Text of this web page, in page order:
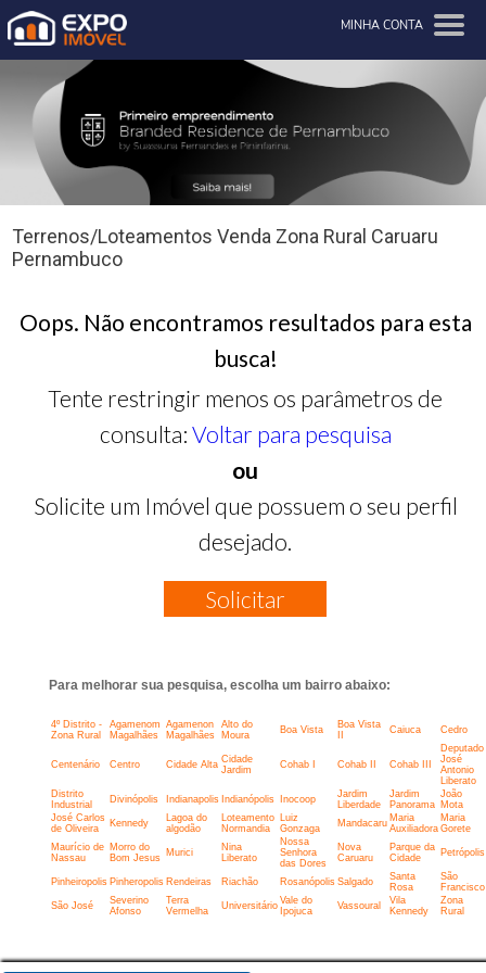
MINHA CONTA
Terrenos/Loteamentos Venda Zona Rural Caruaru
Pernambuco
Oops. Não encontramos resultados para esta
busca!
Tente restringir menos os parâmetros de
consulta: Voltar para pesquisa
ou
Solicite um Imóvel que possuem o seu perfil
desejado.
Solicitar
Para melhorar sua pesquisa, escolha um bairro abaixo:
4º Distrito -
Zona Rural
Agamenom
Magalhães
Agamenon
Magalhães
Alto do
Moura
Boa Vista
Boa Vista
Caiuca Cedro
Centenário Centro Cidade Alta Cidade
Jardim
Cohab I Cohab II Cohab III
Deputado
José
Antonio
Liberato
Distrito
Industrial
Divinópolis Indianapolis Indianópolis Inocoop
Jardim
Liberdade
Jardim
Panorama
João
Mota
José Carlos
de Oliveira
Kennedy
Lagoa do
algodão
Loteamento
Normandia
Luiz
Gonzaga
Mandacaru Maria
Auxiliadora
Maria
Gorete
Maurício de
Nassau
Morro do
Bom Jesus
Murici
Nina
Liberato
Nossa
Senhora
das Dores
Nova
Caruaru
Parque da
Cidade
Petrópolis
Pinheiropolis Pinheropolis Rendeiras Riachão Rosanópolis Salgado
Santa
Rosa
São
Francisco
São José
Severino
Afonso
Terra
Vermelha
Universitário Vale do
Ipojuca
Vassoural
Vila
Kennedy
Zona
Rural